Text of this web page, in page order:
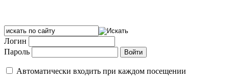
Логин
Пароль
Автоматически входить при каждом посещении